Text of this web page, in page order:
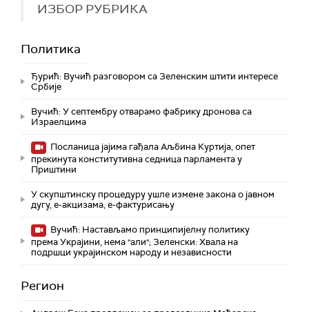
ИЗБОР РУБРИКА
Политика
Ђурић: Вучић разговором са Зеленским штити интересе
Србије
Вучић: У септембру отварамо фабрику дронова са
Израелцима
Посланица јајима гађала Аљбина Куртија, опет
прекинута конститутивна седница парламента у
Приштини
У скупштинску процедуру ушле измене закона о јавном
дугу, е-акцизама, е-фактурисању
Вучић: Настављамо принципијелну политику
према Украјини, нема "али"; Зеленски: Хвала на
подршци украјинском народу и независности
Регион